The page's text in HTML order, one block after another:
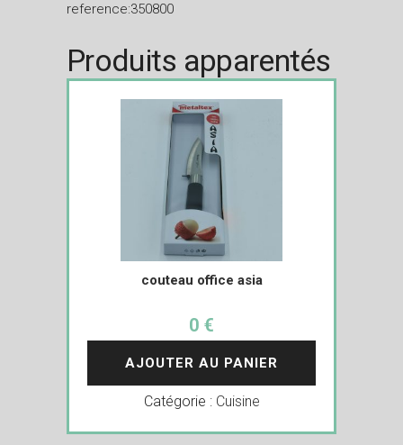
reference:350800
Produits apparentés
couteau office asia
0 €
AJOUTER AU PANIER
Catégorie : Cuisine